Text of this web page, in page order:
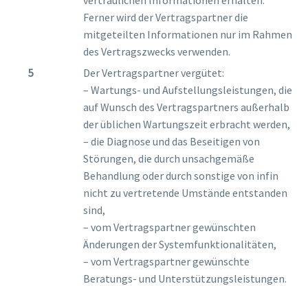
Ferner wird der Vertragspartner die
mitgeteilten Informationen nur im Rahmen
des Vertragszwecks verwenden.
Der Vertragspartner vergütet:
– Wartungs- und Aufstellungsleistungen, die
auf Wunsch des Vertragspartners außerhalb
der üblichen Wartungszeit erbracht werden,
– die Diagnose und das Beseitigen von
Störungen, die durch unsachgemäße
Behandlung oder durch sonstige von infin
nicht zu vertretende Umstände entstanden
sind,
– vom Vertragspartner gewünschten
Änderungen der Systemfunktionalitäten,
– vom Vertragspartner gewünschte
Beratungs- und Unterstützungsleistungen.